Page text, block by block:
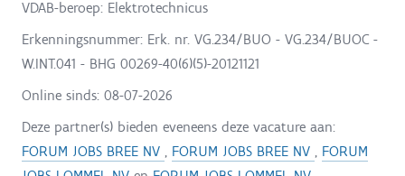
VDAB-beroep: Elektrotechnicus
Erkenningsnummer: Erk. nr. VG.234/BUO - VG.234/BUOC -
W.INT.041 - BHG 00269-40(6)(5)-20121121
Online sinds: 08-07-2026
Deze partner(s) bieden eveneens deze vacature aan:
FORUM JOBS BREE NV , FORUM JOBS BREE NV , FORUM